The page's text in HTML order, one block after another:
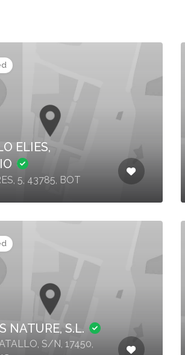
ELIES,
5, 43785, BOT
NATURE, S.L.
S/N, 17450,